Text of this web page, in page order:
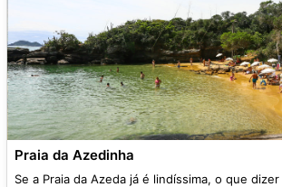
Praia da Azedinha
Se a Praia da Azeda já é lindíssima, o que dizer